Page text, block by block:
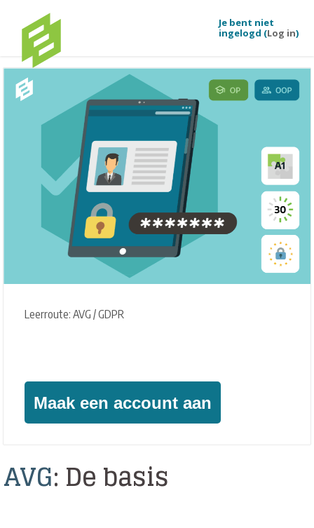
Ga naar hoofdinhoud
Je bent niet
ingelogd (Log in)
AVG: De basis
Leerroute: AVG / GDPR
Maak een account aan